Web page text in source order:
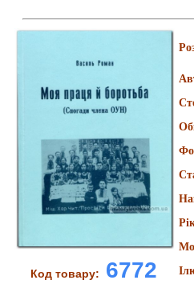
Код товару: 6772